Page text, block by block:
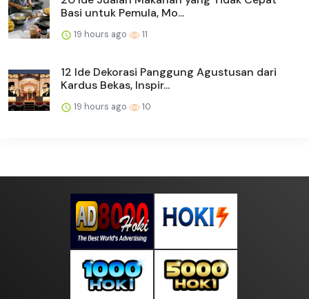
Basi untuk Pemula, Mo...
19 hours ago 11
12 Ide Dekorasi Panggung Agustusan dari
Kardus Bekas, Inspir...
19 hours ago 10